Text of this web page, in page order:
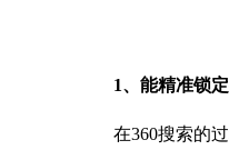
1、能精准锁
在360搜索的